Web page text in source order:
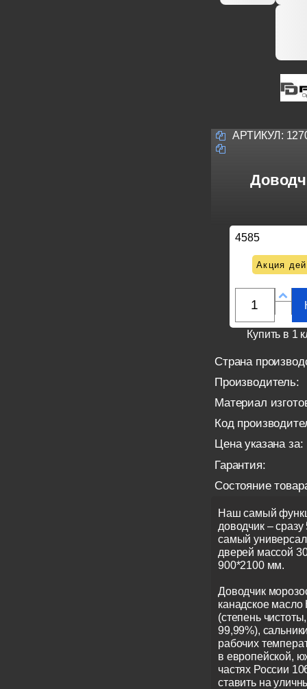
АРТИКУЛ:
4585
Акция
Купить в 1
Страна
Производитель:
Материал
Код
Цена указана за:
Гарантия:
Состояние
Наш самый
доводчик –
самый
дверей массой
900*2100 мм.
Доводчик
канадское
(степень
99,99%),
рабочих
в европейской,
частях России
ставить на